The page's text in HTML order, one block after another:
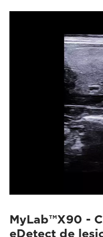
MyLab™X90 -
eDetect de